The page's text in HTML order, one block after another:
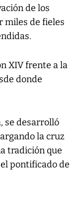
de los
miles de fieles
XIV frente a la
donde
se desarrolló
la cruz
tradición que
pontificado de